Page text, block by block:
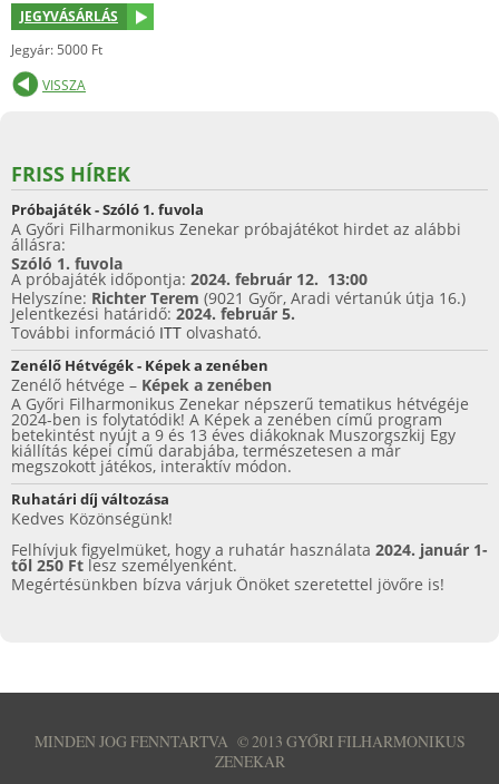
JEGYVÁSÁRLÁS
Jegyár: 5000 Ft
VISSZA
FRISS HÍREK
Próbajáték - Szóló 1. fuvola
A Győri Filharmonikus Zenekar próbajátékot hirdet az alábbi
állásra:
Szóló 1. fuvola
A próbajáték időpontja: 2024. február 12. 13:00
Helyszíne: Richter Terem (9021 Győr, Aradi vértanúk útja 16.)
Jelentkezési határidő: 2024. február 5.
További információ ITT olvasható.
Zenélő Hétvégék - Képek a zenében
Zenélő hétvége – Képek a zenében
A Győri Filharmonikus Zenekar népszerű tematikus hétvégéje
2024-ben is folytatódik! A Képek a zenében című program
betekintést nyújt a 9 és 13 éves diákoknak Muszorgszkij Egy
kiállítás képei című darabjába, természetesen a már
megszokott játékos, interaktív módon.
Ruhatári díj változása
Kedves Közönségünk!
Felhívjuk figyelmüket, hogy a ruhatár használata 2024. január 1-
től 250 Ft lesz személyenként.
Megértésünkben bízva várjuk Önöket szeretettel jövőre is!
MINDEN JOG FENNTARTVA ©2013 GYŐRI FILHARMONIKUS
ZENEKAR